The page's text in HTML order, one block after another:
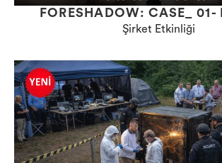
FORESHADOW: CASE_ 01-
Şirket Etkinliği